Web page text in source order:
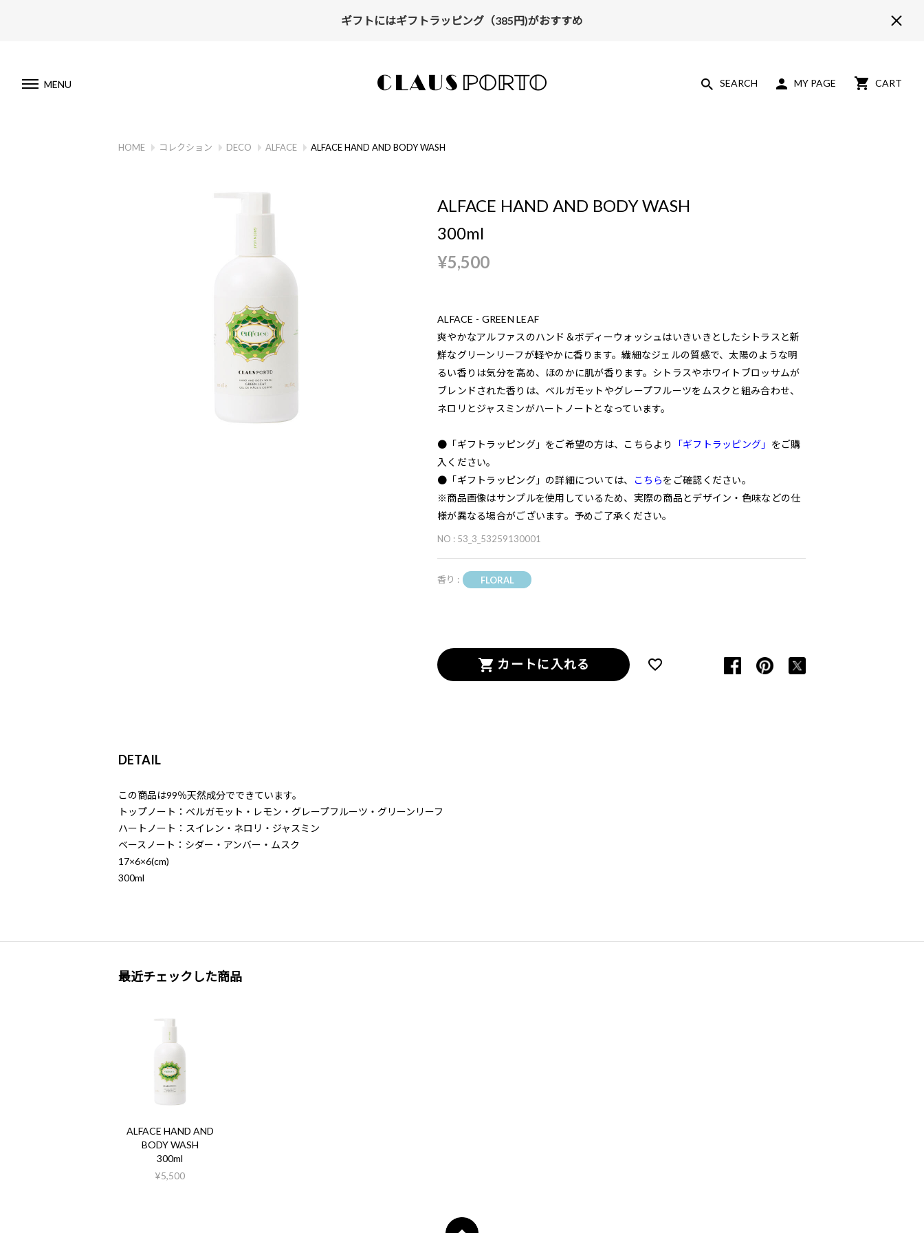
ギフトにはギフトラッピング（385円)がおすすめ
MENU SEARCH MY PAGE CART
HOME コレクション DECO ALFACE ALFACE HAND AND BODY WASH
ALFACE HAND AND BODY WASH
300ml
¥5,500
ALFACE - GREEN LEAF
爽やかなアルファスのハンド＆ボディーウォッシュはいきいきとしたシトラスと新
鮮なグリーンリーフが軽やかに香ります。繊細なジェルの質感で、太陽のような明
るい香りは気分を高め、ほのかに肌が香ります。シトラスやホワイトブロッサムが
ブレンドされた香りは、ベルガモットやグレープフルーツをムスクと組み合わせ、
ネロリとジャスミンがハートノートとなっています。
●「ギフトラッピング」をご希望の方は、こちらより 「ギフトラッピング」 をご購
入ください。
●「ギフトラッピング」の詳細については、
こちらをご確認ください。
※商品画像はサンプルを使用しているため、実際の商品とデザイン・色味などの仕
様が異なる場合がございます。予めご了承ください。
NO : 53_3_53259130001
香り : FLORAL
カートに入れる
DETAIL
この商品は99％天然成分でできています。
トップノート：ベルガモット・レモン・グレープフルーツ・グリーンリーフ
ハートノート：スイレン・ネロリ・ジャスミン
ベースノート：シダー・アンバー・ムスク
17×6×6(cm)
300ml
最近チェックした商品
ALFACE HAND AND
BODY WASH
300ml
¥5,500